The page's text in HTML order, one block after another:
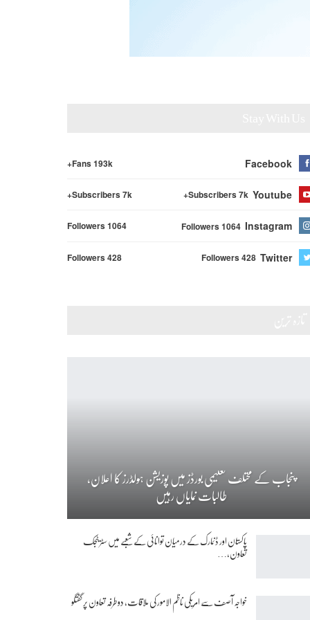
Facebook
Fans 193k+
Youtube
Subscribers 7k+
Subscribers 7k+
Instagram
Followers 1064
Followers 1064
Twitter
Followers 428
Followers 428
پنجاب کے مختلف تعلیمی بورڈز میں پوزیشن ہولڈرز کا اعلان،
طالبات نمایاں رہیں
پاکستان اور ڈنمارک کے درمیان توانائی کے شعبے میں سٹریٹجک
تعاون،…
خواجہ آصف سے امریکی ناظم الامور کی ملاقات، دوطرفہ تعاون پر گفتگو